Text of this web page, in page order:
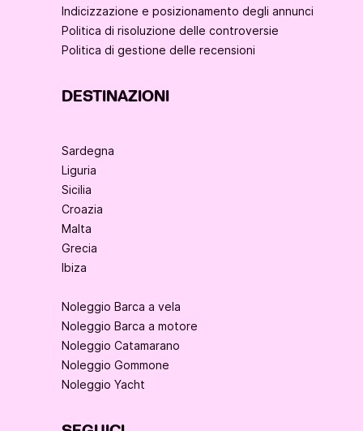
Indicizzazione e posizionamento degli annunci
Politica di risoluzione delle controversie
Politica di gestione delle recensioni
DESTINAZIONI
Sardegna
Liguria
Sicilia
Croazia
Malta
Grecia
Ibiza
Noleggio Barca a vela
Noleggio Barca a motore
Noleggio Catamarano
Noleggio Gommone
Noleggio Yacht